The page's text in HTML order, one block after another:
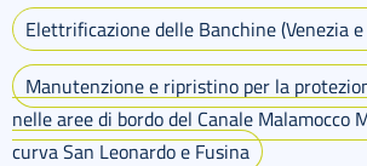
Elettrificazione delle Banchine (Venezia
Manutenzione e ripristino per la
nelle aree di bordo del Canale Malamocco
curva San Leonardo e Fusina